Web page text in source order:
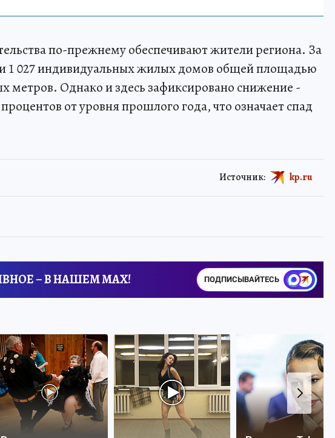
по-прежнему обеспечивают жители региона. За
1 027 индивидуальных жилых домов общей площадью
метров. Однако и здесь зафиксировано снижение -
от уровня прошлого года, что означает спад
Источник: kp.ru
– В НАШЕМ MAX! ПОДПИСЫВАЙТЕСЬ